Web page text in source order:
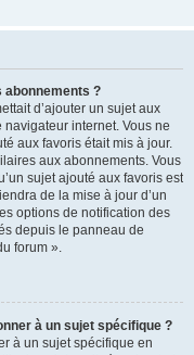
abonnements ?
d’ajouter un sujet aux
internet. Vous ne
aux favoris était mis à jour.
aux abonnements. Vous
sujet ajouté aux favoris est
de la mise à jour d’un
options de notification des
depuis le panneau de
forum ».
à un sujet spécifique ?
à un sujet spécifique en